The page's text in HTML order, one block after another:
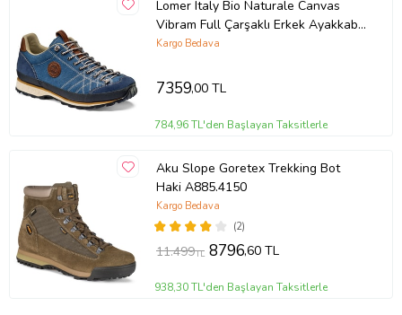
Lomer Italy Bio Naturale Canvas
Vibram Full Çarşaklı Erkek Ayakkabı
Flag Mavi (Lacivert)
Kargo Bedava
7359,00 TL
784,96 TL'den Başlayan Taksitlerle
Aku Slope Goretex Trekking Bot
Haki A885.4150
(2)
Kargo Bedava
11.499TL 8796,60 TL
938,30 TL'den Başlayan Taksitlerle